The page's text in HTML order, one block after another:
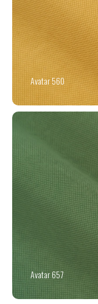
Avatar 560
Avatar 657